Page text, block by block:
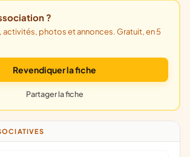
?
Revendiquer la fiche
Partager la fiche